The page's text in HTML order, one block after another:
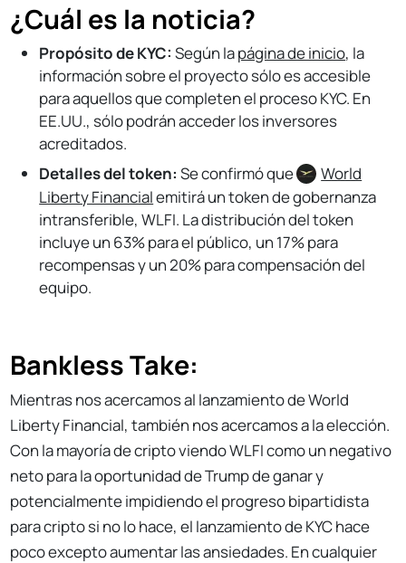
¿Cuál es la noticia?
Propósito de KYC:Según lapágina de inicio, la
información sobre el proyecto sólo es accesible
para aquellos que completen el proceso KYC. En
EE.UU., sólo podrán acceder los inversores
acreditados.
Detalles del token:Se confirmó que
World
Liberty Financialemitirá un token de gobernanza
intransferible, WLFI. La distribución del token
incluye un 63% para el público, un 17% para
recompensas y un 20% para compensación del
equipo.
Bankless Take:
Mientras nos acercamos al lanzamiento de World
Liberty Financial, también nos acercamos a la elección.
Con la mayoría de cripto viendo WLFI como un negativo
neto para la oportunidad de Trump de ganar y
potencialmente impidiendo el progreso bipartidista
para cripto si no lo hace, el lanzamiento de KYC hace
poco excepto aumentar las ansiedades. En cualquier